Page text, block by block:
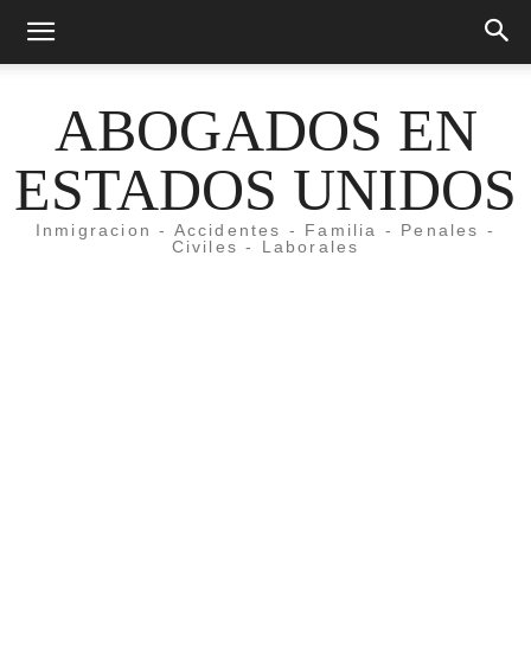
ABOGADOS EN
ESTADOS UNIDOS
Inmigracion - Accidentes - Familia - Penales -
Civiles - Laborales